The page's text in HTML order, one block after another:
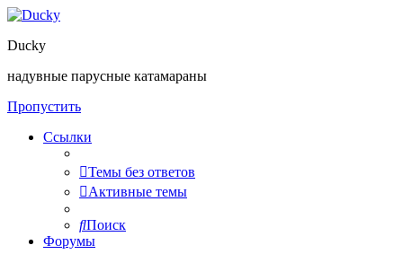
Ducky
надувные парусные катамараны
Пропустить
Ссылки
Темы без ответов
Активные темы
Поиск
Форумы